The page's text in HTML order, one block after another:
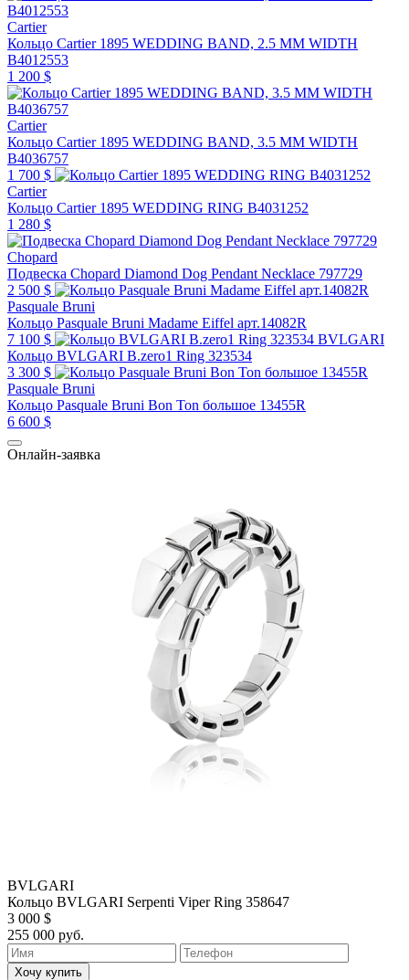
Cartier
Кольцо Cartier 1895 WEDDING BAND, 2.5 MM WIDTH
B4012553
1 200 $
Cartier
Кольцо Cartier 1895 WEDDING BAND, 3.5 MM WIDTH
B4036757
1 700 $
Cartier
Кольцо Cartier 1895 WEDDING RING B4031252
1 280 $
Chopard
Подвеска Chopard Diamond Dog Pendant Necklace 797729
2 500 $
Pasquale Bruni
Кольцо Pasquale Bruni Madame Eiffel арт.14082R
7 100 $
BVLGARI
Кольцо BVLGARI B.zero1 Ring 323534
3 300 $
Pasquale Bruni
Кольцо Pasquale Bruni Bon Ton большое 13455R
6 600 $
Онлайн-заявка
BVLGARI
Кольцо BVLGARI Serpenti Viper Ring 358647
3 000 $
255 000 руб.
Хочу купить